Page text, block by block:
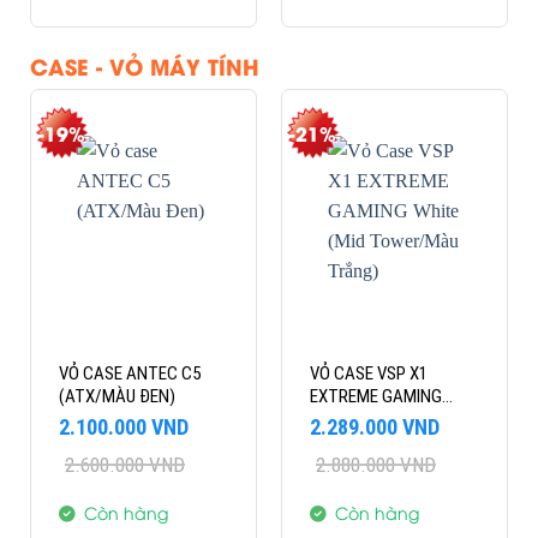
CASE - VỎ MÁY TÍNH
-19%
VỎ CASE ANTEC C5
(ATX/MÀU ĐEN)
2.600.000VND
Giá
là:
2.100.000VND
Giá
tại
2.100.000 VND.
Còn hàng
-21%
VỎ CASE VSP X1
EXTREME GAMING
WHITE (MID
TOWER/MÀU TRẮNG)
2.880.000VND
Giá
là:
2.289.000VND
Giá
tại
2.289.000 VND.
Còn hàng